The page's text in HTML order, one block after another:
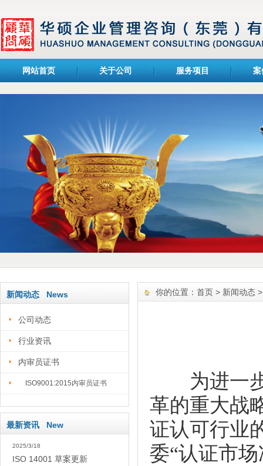
网站首页 关于公司 服务项目 案
新闻动态 News
公司动态
行业资讯
内审员证书
ISO9001:2015内审员证书
最新资讯 New
2025/3/18
ISO 14001 草案更新
你的位置： 首页 > 新闻动态
为进一步
革的重大战
证认可行业
委“认证市